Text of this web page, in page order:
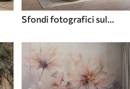
Sfondi fotografici sul